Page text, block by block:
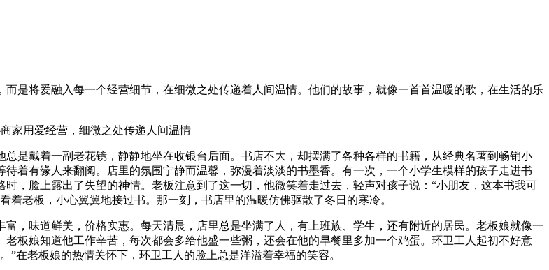
是将爱融入每一个经营细节，在细微之处传递着人间温情。他们的故事，就像一首首温暖的歌，在生活的乐
是戴着一副老花镜，静静地坐在收银台后面。书店不大，却摆满了各种各样的书籍，从经典名著到畅销小
着有缘人来翻阅。店里的氛围宁静而温馨，弥漫着淡淡的书墨香。有一次，一个小学生模样的孩子走进书
，脸上露出了失望的神情。老板注意到了这一切，他微笑着走过去，轻声对孩子说：“小朋友，这本书我可
老板，小心翼翼地接过书。那一刻，书店里的温暖仿佛驱散了冬日的寒冷。
，味道鲜美，价格实惠。每天清晨，店里总是坐满了人，有上班族、学生，还有附近的居民。老板娘就像一
板娘知道他工作辛苦，每次都会多给他盛一些粥，还会在他的早餐里多加一个鸡蛋。环卫工人起初不好意
在老板娘的热情关怀下，环卫工人的脸上总是洋溢着幸福的笑容。